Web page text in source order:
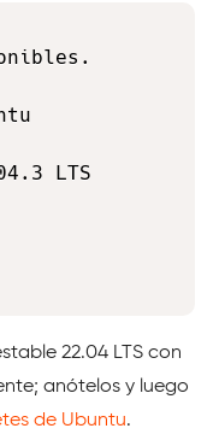
LTS
22.04 LTS con
anótelos y luego
de Ubuntu.